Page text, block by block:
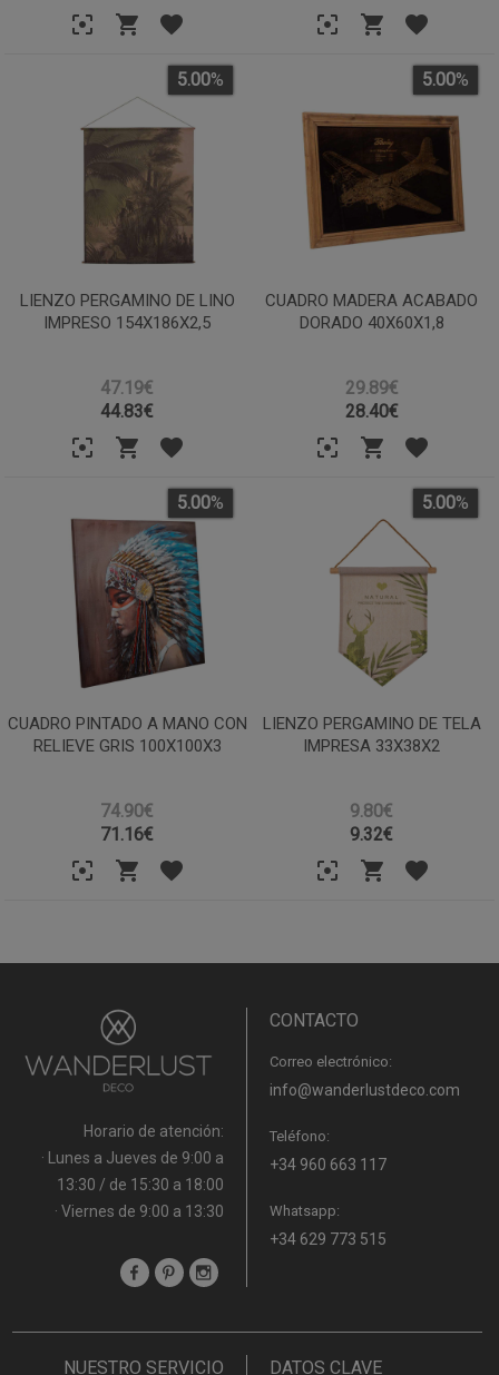
LIENZO PERGAMINO DE LINO
IMPRESO 154X186X2,5
47.19€
5.00%
44.83€
CUADRO MADERA ACABADO
DORADO 40X60X1,8
29.89€
5.00%
28.40€
CUADRO PINTADO A MANO CON
RELIEVE GRIS 100X100X3
74.90€
5.00%
71.16€
LIENZO PERGAMINO DE TELA
IMPRESA 33X38X2
9.80€
5.00%
9.32€
Horario de atención:
· Lunes a Jueves de 9:00 a
13:30 / de 15:30 a 18:00
· Viernes de 9:00 a 13:30
CONTACTO
Correo electrónico:
info@wanderlustdeco.com
Teléfono:
+34 960 663 117
Whatsapp:
+34 629 773 515
NUESTRO SERVICIO DATOS CLAVE